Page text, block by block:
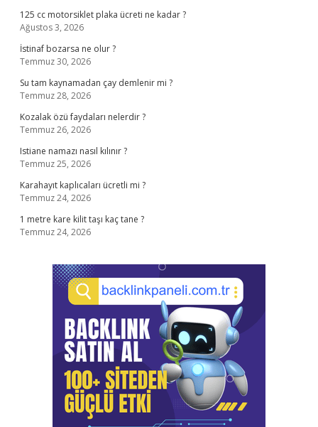
125 cc motorsiklet plaka ücreti ne kadar ?
Ağustos 3, 2026
İstinaf bozarsa ne olur ?
Temmuz 30, 2026
Su tam kaynamadan çay demlenir mi ?
Temmuz 28, 2026
Kozalak özü faydaları nelerdir ?
Temmuz 26, 2026
Istiane namazı nasıl kılınır ?
Temmuz 25, 2026
Karahayıt kaplıcaları ücretli mi ?
Temmuz 24, 2026
1 metre kare kilit taşı kaç tane ?
Temmuz 24, 2026